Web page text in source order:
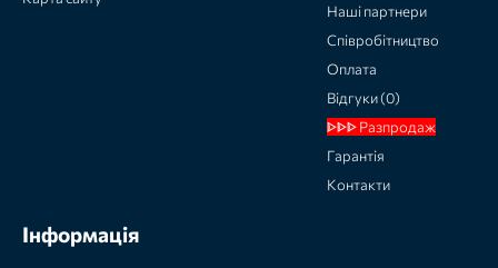
Наші партнери
Співробітництво
Оплата
Відгуки (0)
ᐈᐈᐈ Разпродаж
Гарантія
Контакти
Інформація